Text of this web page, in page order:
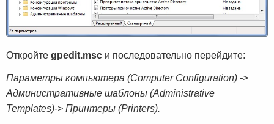
Откройте gpedit.msc и последовательно перейдите:
Параметры компьютера (Computer Configuration) ->
Административные шаблоны (Administrative
Templates)-> Принтеры (Printers).